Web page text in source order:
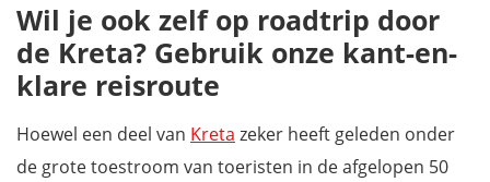
Wil je ook zelf op roadtrip door
de Kreta? Gebruik onze kant-en-
klare reisroute
Hoewel een deel van Kreta zeker heeft geleden onder
de grote toestroom van toeristen in de afgelopen 50